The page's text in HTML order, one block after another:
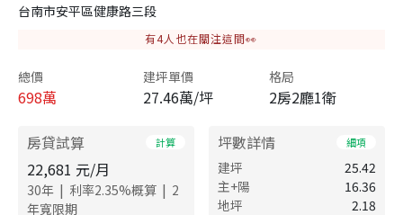
台南市安平區健康路三段
有4人也在關注這間👀
總價
698萬
建坪單價
27.46萬/坪
格局
2房2廳1衛
房貸試算 計算
22,681 元/月
30年 | 利率2.35%概算 | 2
年寬限期
坪數詳情 細項
建坪
25.42
主+陽
16.36
地坪
2.18